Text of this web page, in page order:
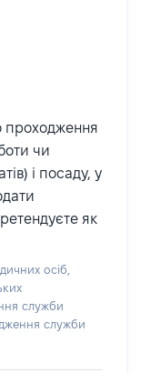
проходження
чи
і посаду, у
як
осіб,
служби
служби